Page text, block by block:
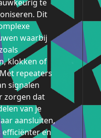
te
Dit
waarbij
klokken of
repeaters
signalen
zorgen dat
van je
aansluiten,
en